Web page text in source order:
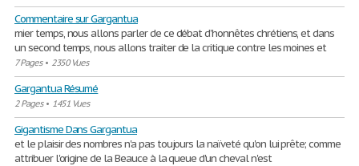
Commentaire sur Gargantua
mier temps, nous allons parler de ce débat d’honnêtes chrétiens, et dans
un second temps, nous allons traiter de la critique contre les moines et
7 Pages• 2350 Vues
Gargantua Résumé
2 Pages• 1451 Vues
Gigantisme Dans Gargantua
et le plaisir des nombres n'a pas toujours la naïveté qu'on lui prête; comme
attribuer l'origine de la Beauce à la queue d'un cheval n'est